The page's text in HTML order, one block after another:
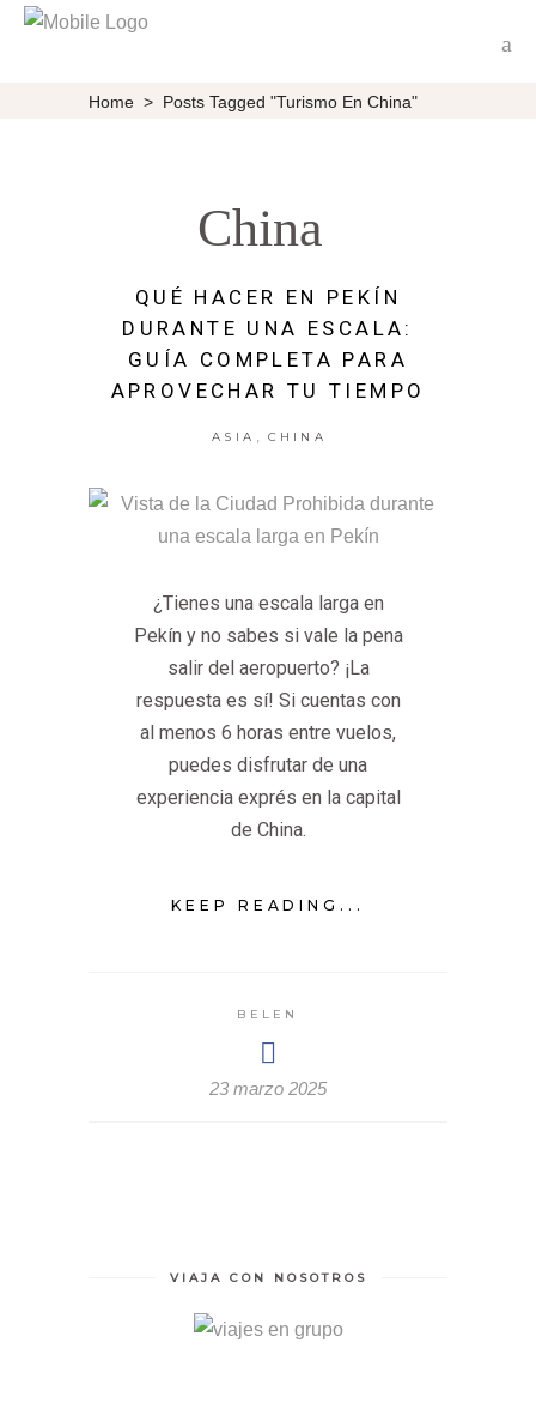
Home > Posts Tagged "turismo En China"
China
QUÉ HACER EN PEKÍN
DURANTE UNA ESCALA:
GUÍA COMPLETA PARA
APROVECHAR TU TIEMPO
ASIA , CHINA
¿Tienes una escala larga en
Pekín y no sabes si vale la pena
salir del aeropuerto? ¡La
respuesta es sí! Si cuentas con
al menos 6 horas entre vuelos,
puedes disfrutar de una
experiencia exprés en la capital
de China.
KEEP READING...
BELEN
23 marzo 2025
VIAJA CON NOSOTROS